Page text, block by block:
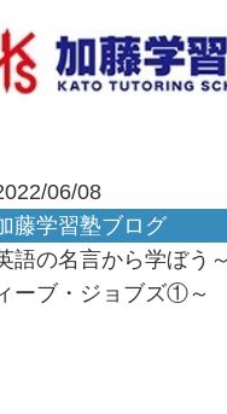
06/08
藤学習塾ブログ
語の名言から学ぼう
ーブ・ジョブズ①～